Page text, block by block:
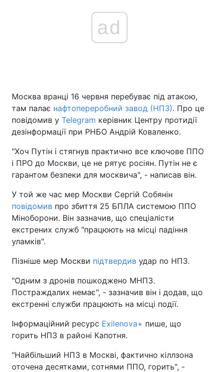
ad
Москва вранці 16 червня перебуває під атакою,
там палає нафтопереробний завод (НПЗ). Про це
повідомив у Telegram керівник Центру протидії
дезінформації при РНБО Андрій Коваленко.
"Хоч Путін і стягнув практично все ключове ППО
і ПРО до Москви, це не рятує росіян. Путін не є
гарантом безпеки для москвича", - написав він.
У той же час мер Москви Сергій Собянін
повідомив про збиття 25 БПЛА системою ППО
Міноборони. Він зазначив, що спеціалісти
екстрених служб "працюють на місці падіння
уламків".
Пізніше мер Москви підтвердив удар по НПЗ.
"Одним з дронів пошкоджено МНПЗ.
Постраждалих немає", - зазначив він і додав, що
екстренні служби працюють на місці події.
Інформаційний ресурс Exilenova+ пише, що
горить НПЗ в районі Капотня.
"Найбільший НПЗ в Москві, фактично кіллзона
оточена десятками, сотнями ППО, горить", -